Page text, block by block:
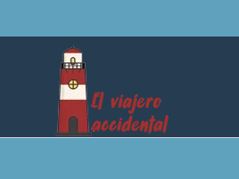
al
contenido